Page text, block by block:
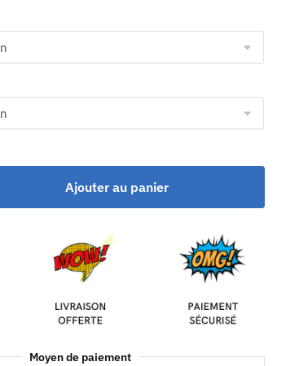
Ajouter au panier
Moyen de paiement